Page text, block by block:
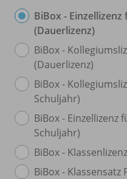
BiBox -
(Dauerlizenz)
BiBox -
(Dauerlizenz)
BiBox -
Schuljahr)
BiBox - Einzellizenz
Schuljahr)
BiBox -
BiBox -